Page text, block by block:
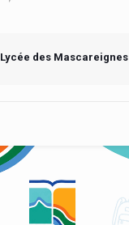
Lycée des Mascareignes